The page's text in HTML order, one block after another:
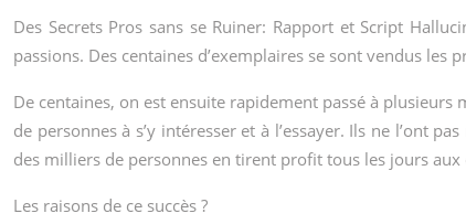
Des Secrets Pros sans se Ruiner: Rapport et Script
passions. Des centaines d’exemplaires se sont vendus les
De centaines, on est ensuite rapidement passé à
de personnes à s’y intéresser et à l’essayer. Ils ne l’ont
des milliers de personnes en tirent profit tous les jours aux
Les raisons de ce succès ?